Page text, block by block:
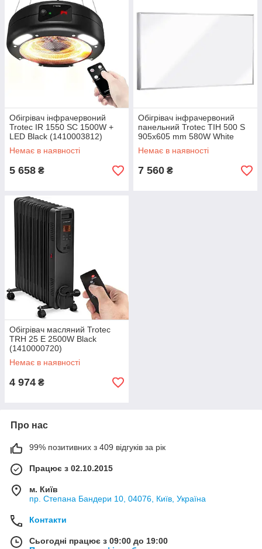
Обігрівач інфрачервоний
Trotec IR 1550 SC 1500W +
LED Black (1410003812)
Немає в наявності
5 658 ₴
Обігрівач інфрачервоний
панельний Trotec TIH 500 S
905x605 mm 580W White
(1410003012)
Немає в наявності
7 560 ₴
Обігрівач масляний Trotec
TRH 25 E 2500W Black
(1410000720)
Немає в наявності
4 974 ₴
Про нас
99% позитивних з 409 відгуків за рік
Працює з 02.10.2015
м. Київ
пр. Степана Бандери 10, 04076, Київ, Україна
Контакти
Сьогодні працює з 09:00 до 19:00